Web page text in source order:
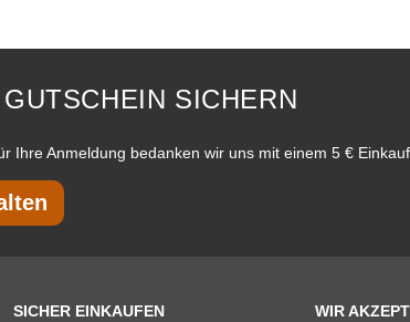
SICHERN
Anmeldung bedanken wir uns mit einem 5 €
SICHER EINKAUFEN WIR